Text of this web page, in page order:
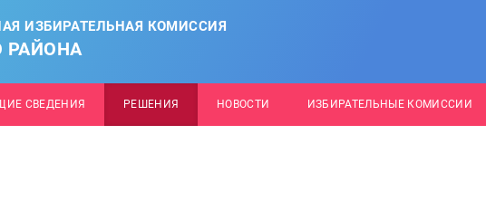
ИЗБИРАТЕЛЬНАЯ КОМИССИЯ
РАЙОНА
СВЕДЕНИЯ РЕШЕНИЯ НОВОСТИ ИЗБИРАТЕЛЬНЫЕ КОМИССИИ